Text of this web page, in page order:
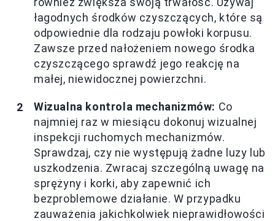
łagodnych środków czyszczących, które są
odpowiednie dla rodzaju powłoki korpusu.
Zawsze przed nałożeniem nowego środka
czyszczącego sprawdź jego reakcję na
małej, niewidocznej powierzchni.
Wizualna kontrola mechanizmów: Co
najmniej raz w miesiącu dokonuj wizualnej
inspekcji ruchomych mechanizmów.
Sprawdzaj, czy nie występują żadne luzy lub
uszkodzenia. Zwracaj szczególną uwagę na
sprężyny i korki, aby zapewnić ich
bezproblemowe działanie. W przypadku
zauważenia jakichkolwiek nieprawidłowości